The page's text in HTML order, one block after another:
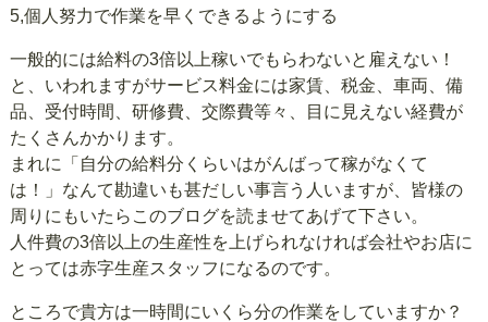
5,個人努力で作業を早くできるようにする
一般的には給料の3倍以上稼いでもらわないと雇えない！
と、いわれますがサービス料金には家賃、税金、車両、備
品、受付時間、研修費、交際費等々、目に見えない経費が
たくさんかかります。
まれに「自分の給料分くらいはがんばって稼がなくて
は！」なんて勘違いも甚だしい事言う人いますが、皆様の
周りにもいたらこのブログを読ませてあげて下さい。
人件費の3倍以上の生産性を上げられなければ会社やお店に
とっては赤字生産スタッフになるのです。
ところで貴方は一時間にいくら分の作業をしていますか？